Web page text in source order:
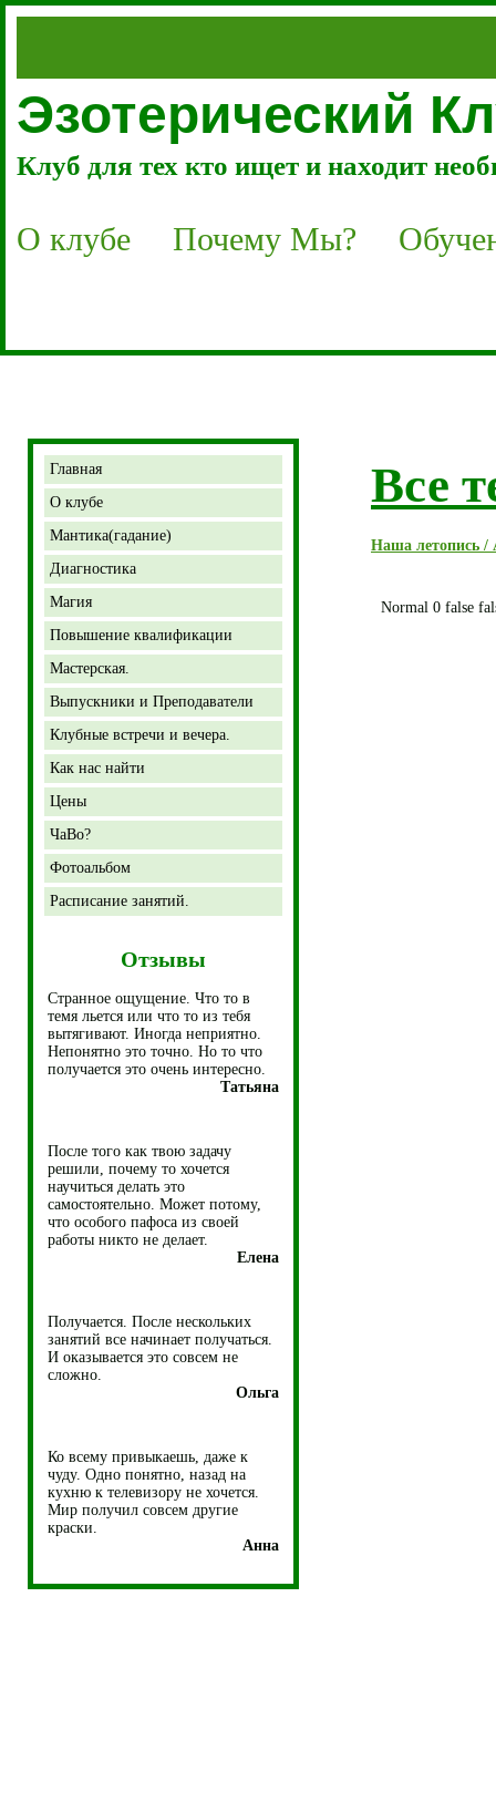
Эзотерический
Клуб для тех кто ищет и находит
О клубе Почему Мы?
Главная
О клубе
Мантика(гадание)
Диагностика
Магия
Повышение квалификации
Мастерская.
Выпускники и Преподаватели
Клубные встречи и вечера.
Как нас найти
Цены
ЧаВо?
Фотоальбом
Расписание занятий.
Отзывы
Странное ощущение. Что то в
темя льется или что то из тебя
вытягивают. Иногда неприятно.
Непонятно это точно. Но то что
получается это очень интересно.
Татьяна
После того как твою задачу
решили, почему то хочется
научиться делать это
самостоятельно. Может потому,
что особого пафоса из своей
работы никто не делает.
Елена
Получается. После нескольких
занятий все начинает получаться.
И оказывается это совсем не
сложно.
Ольга
Ко всему привыкаешь, даже к
чуду. Одно понятно, назад на
кухню к телевизору не хочется.
Мир получил совсем другие
краски.
Анна
Все
Наша летопись /
Normal 0 false